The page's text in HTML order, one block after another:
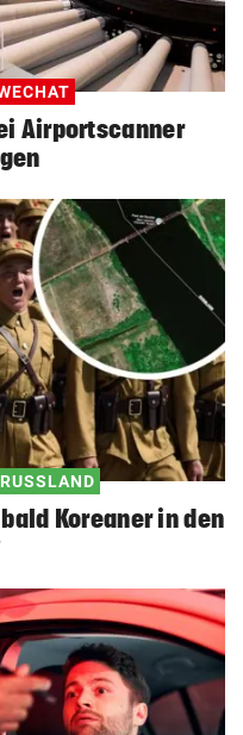
Airportscanner
Koreaner in den